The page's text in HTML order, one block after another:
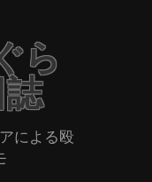
ら
による殴